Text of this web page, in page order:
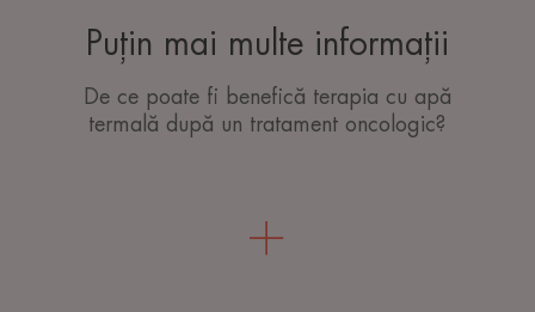
Puțin mai multe informații
De ce poate fi benefică terapia cu apă
termală după un tratament oncologic?